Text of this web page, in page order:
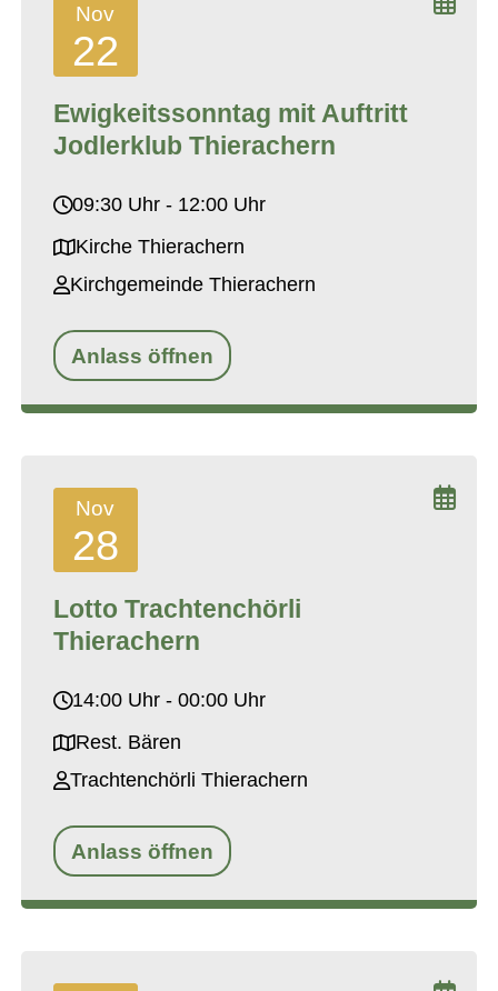
Nov
22
Ewigkeitssonntag mit Auftritt
Jodlerklub Thierachern
09:30 Uhr - 12:00 Uhr
Kirche Thierachern
Kirchgemeinde Thierachern
Anlass öffnen
Nov
28
Lotto Trachtenchörli
Thierachern
14:00 Uhr - 00:00 Uhr
Rest. Bären
Trachtenchörli Thierachern
Anlass öffnen